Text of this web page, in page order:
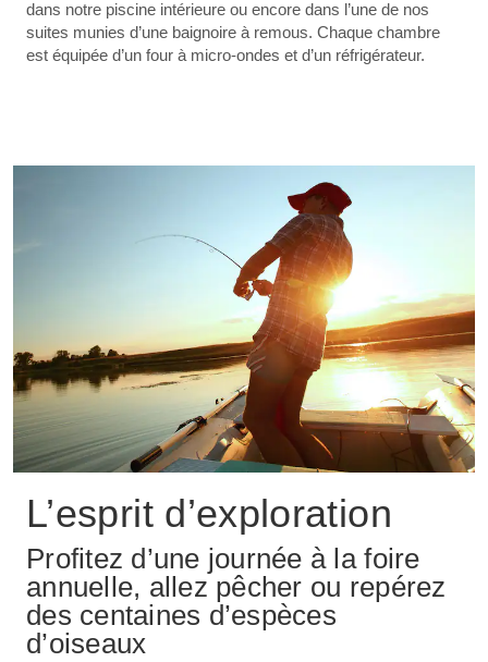
dans notre piscine intérieure ou encore dans l’une de nos
suites munies d’une baignoire à remous. Chaque chambre
est équipée d’un four à micro-ondes et d’un réfrigérateur.
L’esprit d’exploration
Profitez d’une journée à la foire
annuelle, allez pêcher ou repérez
des centaines d’espèces
d’oiseaux